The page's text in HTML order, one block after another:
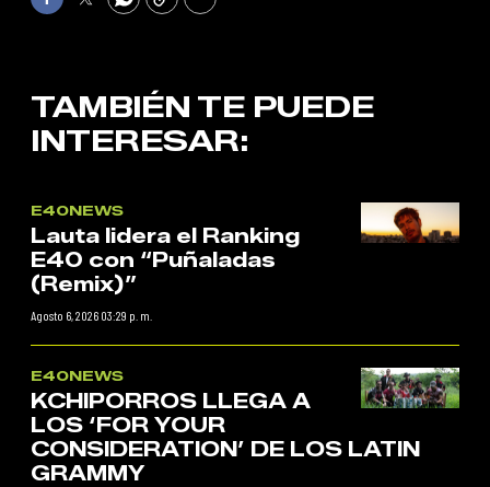
FacebookTwitterWhatsApp
Copy Print
TAMBIÉN TE PUEDE
INTERESAR:
E40NEWS
Lauta lidera el Ranking
E40 con “Puñaladas
(Remix)”
Agosto 6, 2026 03:29 p. m.
E40NEWS
KCHIPORROS LLEGA A
LOS ‘FOR YOUR
CONSIDERATION’ DE LOS LATIN
GRAMMY